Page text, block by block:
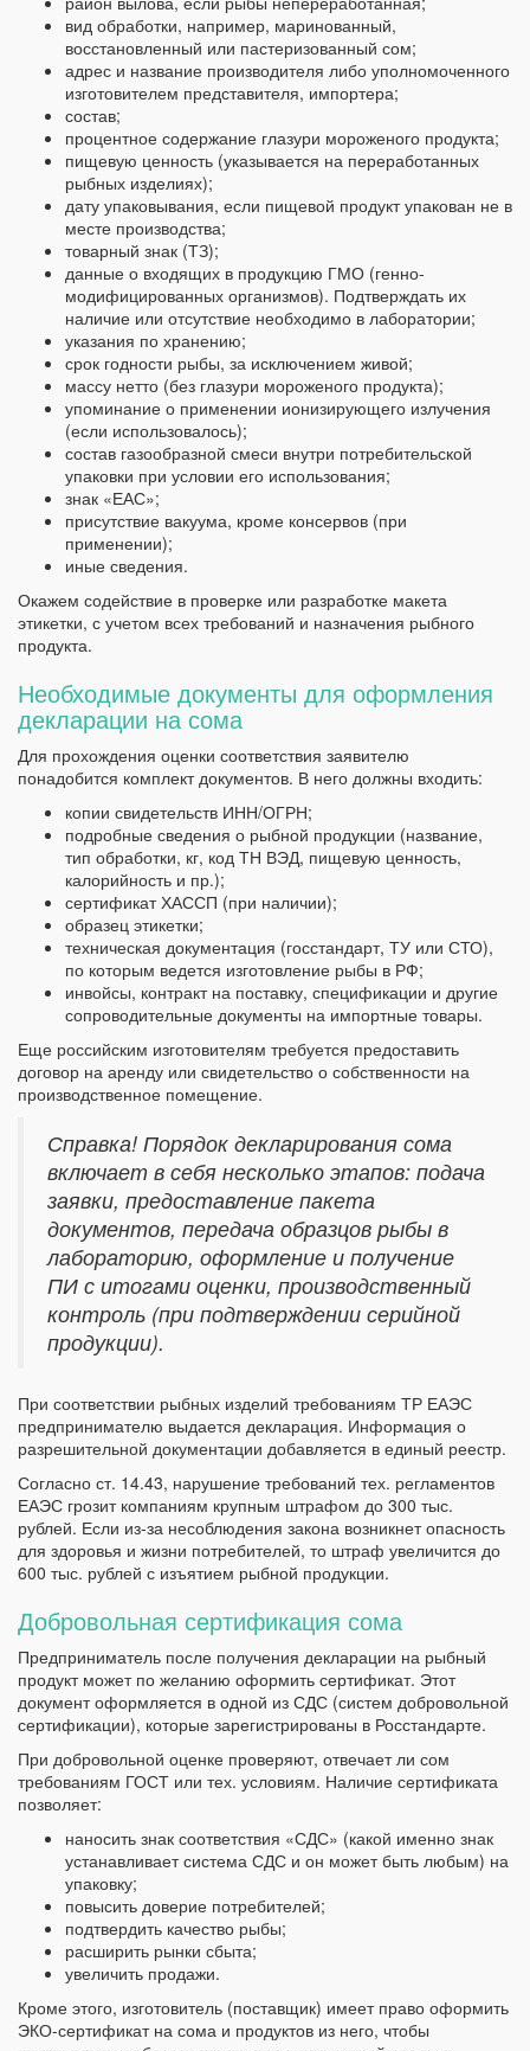
вид обработки, например, маринованный,
восстановленный или пастеризованный сом;
адрес и название производителя либо уполномоченного
изготовителем представителя, импортера;
состав;
процентное содержание глазури мороженого продукта;
пищевую ценность (указывается на переработанных
рыбных изделиях);
дату упаковывания, если пищевой продукт упакован не в
месте производства;
товарный знак (ТЗ);
данные о входящих в продукцию ГМО (генно-
модифицированных организмов). Подтверждать их
наличие или отсутствие необходимо в лаборатории;
указания по хранению;
срок годности рыбы, за исключением живой;
массу нетто (без глазури мороженого продукта);
упоминание о применении ионизирующего излучения
(если использовалось);
состав газообразной смеси внутри потребительской
упаковки при условии его использования;
знак «ЕАС»;
присутствие вакуума, кроме консервов (при
применении);
иные сведения.
Окажем содействие в проверке или разработке макета
этикетки, с учетом всех требований и назначения рыбного
продукта.
Необходимые документы для оформления
декларации на сома
Для прохождения оценки соответствия заявителю
понадобится комплект документов. В него должны входить:
копии свидетельств ИНН/ОГРН;
подробные сведения о рыбной продукции (название,
тип обработки, кг, код ТН ВЭД, пищевую ценность,
калорийность и пр.);
сертификат ХАССП (при наличии);
образец этикетки;
техническая документация (госстандарт, ТУ или СТО),
по которым ведется изготовление рыбы в РФ;
инвойсы, контракт на поставку, спецификации и другие
сопроводительные документы на импортные товары.
Еще российским изготовителям требуется предоставить
договор на аренду или свидетельство о собственности на
производственное помещение.
Справка! Порядок декларирования сома
включает в себя несколько этапов: подача
заявки, предоставление пакета
документов, передача образцов рыбы в
лабораторию, оформление и получение
ПИ с итогами оценки, производственный
контроль (при подтверждении серийной
продукции).
При соответствии рыбных изделий требованиям ТР ЕАЭС
предпринимателю выдается декларация. Информация о
разрешительной документации добавляется в единый реестр.
Согласно ст. 14.43, нарушение требований тех. регламентов
ЕАЭС грозит компаниям крупным штрафом до 300 тыс.
рублей. Если из-за несоблюдения закона возникнет опасность
для здоровья и жизни потребителей, то штраф увеличится до
600 тыс. рублей с изъятием рыбной продукции.
Добровольная сертификация сома
Предприниматель после получения декларации на рыбный
продукт может по желанию оформить сертификат. Этот
документ оформляется в одной из СДС (систем добровольной
сертификации), которые зарегистрированы в Росстандарте.
При добровольной оценке проверяют, отвечает ли сом
требованиям ГОСТ или тех. условиям. Наличие сертификата
позволяет:
наносить знак соответствия «СДС» (какой именно знак
устанавливает система СДС и он может быть любым) на
упаковку;
повысить доверие потребителей;
подтвердить качество рыбы;
расширить рынки сбыта;
увеличить продажи.
Кроме этого, изготовитель (поставщик) имеет право оформить
ЭКО-сертификат на сома и продуктов из него, чтобы